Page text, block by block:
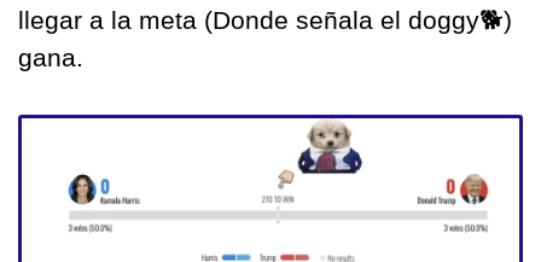
llegar a la meta (Donde señala el doggy🐕)
gana.